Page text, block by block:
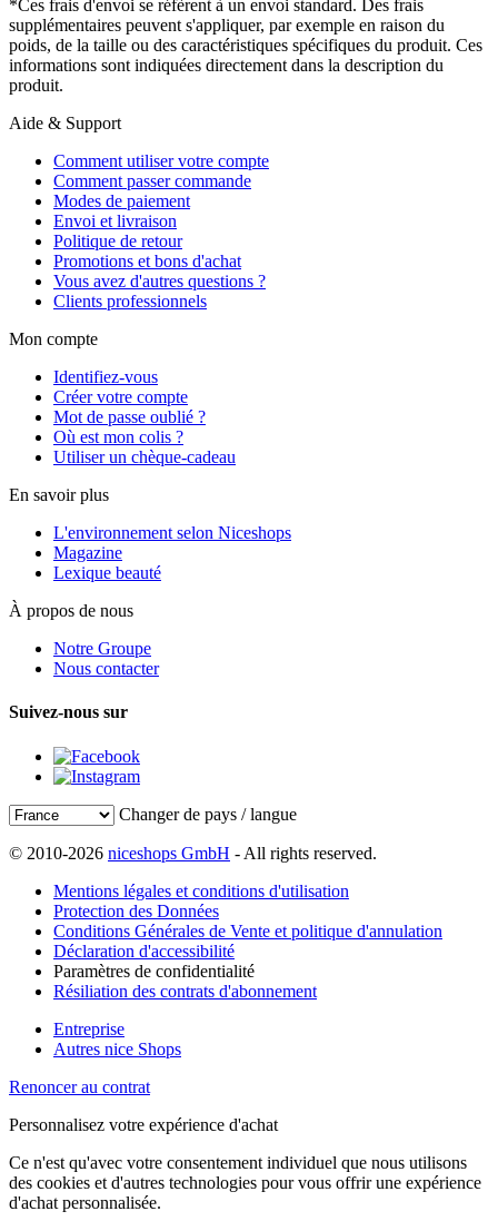
*Ces frais d'envoi se réfèrent à un envoi standard. Des frais
supplémentaires peuvent s'appliquer, par exemple en raison du
poids, de la taille ou des caractéristiques spécifiques du produit. Ces
informations sont indiquées directement dans la description du
produit.
Aide & Support
Comment utiliser votre compte
Comment passer commande
Modes de paiement
Envoi et livraison
Politique de retour
Promotions et bons d'achat
Vous avez d'autres questions ?
Clients professionnels
Mon compte
Identifiez-vous
Créer votre compte
Mot de passe oublié ?
Où est mon colis ?
Utiliser un chèque-cadeau
En savoir plus
L'environnement selon Niceshops
Magazine
Lexique beauté
À propos de nous
Notre Groupe
Nous contacter
Suivez-nous sur
Changer de pays / langue
© 2010-2026 niceshops GmbH - All rights reserved.
Mentions légales et conditions d'utilisation
Protection des Données
Conditions Générales de Vente et politique d'annulation
Déclaration d'accessibilité
Paramètres de confidentialité
Résiliation des contrats d'abonnement
Entreprise
Autres nice Shops
Renoncer au contrat
Personnalisez votre expérience d'achat
Ce n'est qu'avec votre consentement individuel que nous utilisons
des cookies et d'autres technologies pour vous offrir une expérience
d'achat personnalisée.